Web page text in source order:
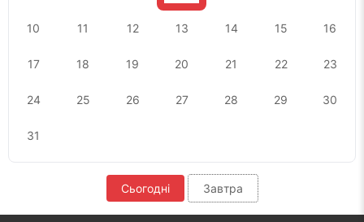
10 11 12 13 14 15 16
17 18 19 20 21 22 23
24 25 26 27 28 29 30
31
Сьогодні Завтра